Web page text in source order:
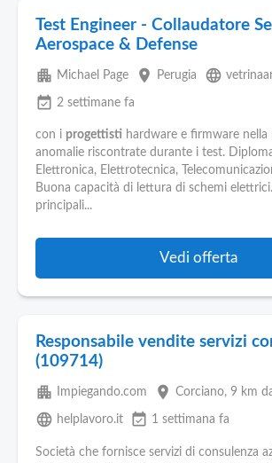
Test Engineer - Collaudatore
Aerospace & Defense
apartment Michael Page place Perugia language
event_available 2 settimane fa
con i progettisti hardware e firmware nella
anomalie riscontrate durante i test.
Elettronica, Elettrotecnica,
Buona capacità di lettura di schemi
principali...
Vedi offerta
Responsabile vendite servizi
(109714)
apartment Impiegando.com place Corciano, 9 km
language helplavoro.it event_available 1 settimana fa
Società che fornisce servizi di consulenza